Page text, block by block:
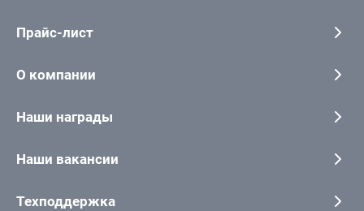
Прайс-лист
О компании
Наши награды
Наши вакансии
Техподдержка